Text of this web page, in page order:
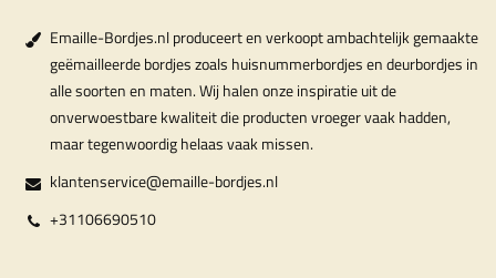
Emaille-Bordjes.nl produceert en verkoopt ambachtelijk gemaakte
geëmailleerde bordjes zoals huisnummerbordjes en deurbordjes in
alle soorten en maten. Wij halen onze inspiratie uit de
onverwoestbare kwaliteit die producten vroeger vaak hadden,
maar tegenwoordig helaas vaak missen.
klantenservice@emaille-bordjes.nl
+31106690510